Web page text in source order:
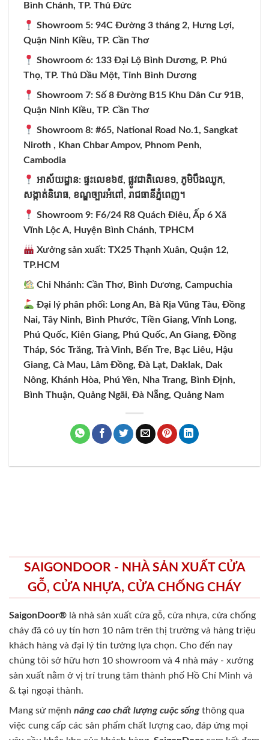
Bình Chánh, TP. Thủ Đức
Showroom 5: 94C Đường 3 tháng 2, Hưng Lợi,
Quận Ninh Kiều, TP. Cần Thơ
Showroom 6: 133 Đại Lộ Bình Dương, P. Phú
Thọ, TP. Thủ Dầu Một, Tỉnh Bình Dương
Showroom 7: Số 8 Đường B15 Khu Dân Cư 91B,
Quận Ninh Kiều, TP. Cần Thơ
Showroom 8: #65, National Road No.1, Sangkat
Niroth , Khan Chbar Ampov, Phnom Penh,
Cambodia
អាស័យដ្ឋាន:ផ្ទះលេខ៦៥,ផ្លូវជាតិលេខ១,ភូមិបឹងឈូក,
សង្កាត់និរោធ, ខណ្ឌច្បារអំពៅ, រាជធានីភ្នំពេញ។
Showroom 9: F6/24 R8 Quách Điêu, Ấp 6 Xã
Vĩnh Lộc A, Huyện Bình Chánh, TPHCM
Xưởng sản xuất: TX25 Thạnh Xuân, Quận 12,
TP.HCM
Chi Nhánh: Cần Thơ, Bình Dương, Campuchia
Đại lý phân phối: Long An, Bà Rịa Vũng Tàu, Đồng
Nai, Tây Ninh, Bình Phước, Tiền Giang, Vĩnh Long,
Phú Quốc, Kiên Giang, Phú Quốc, An Giang, Đồng
Tháp, Sóc Trăng, Trà Vinh, Bến Tre, Bạc Liêu, Hậu
Giang, Cà Mau, Lâm Đồng, Đà Lạt, Daklak, Dak
Nông, Khánh Hòa, Phú Yên, Nha Trang, Bình Định,
Bình Thuận, Quảng Ngãi, Đà Nẵng, Quảng Nam
SAIGONDOOR - NHÀ SẢN XUẤT CỬA
GỖ, CỬA NHỰA, CỬA CHỐNG CHÁY
SaigonDoor® là nhà sản xuất cửa gỗ, cửa nhựa, cửa chống
cháy đã có uy tín hơn 10 năm trên thị trường và hàng triệu
khách hàng và đại lý tin tưởng lựa chọn. Cho đến nay
chúng tôi sở hữu hơn 10 showroom và 4 nhà máy - xưởng
sản xuất nằm ở vị trí trung tâm thành phố Hồ Chí Minh và
& tại ngoại thành.
Mang sứ mệnh nâng cao chất lượng cuộc sốngthông qua
việc cung cấp các sản phẩm chất lượng cao, đáp ứng mọi